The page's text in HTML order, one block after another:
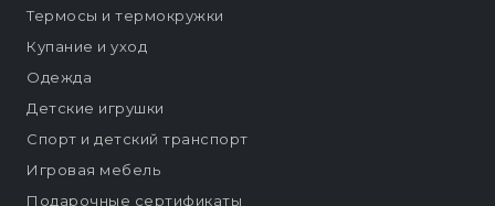
Термосы и термокружки
Купание и уход
Одежда
Детские игрушки
Спорт и детский транспорт
Игровая мебель
Подарочные сертификаты